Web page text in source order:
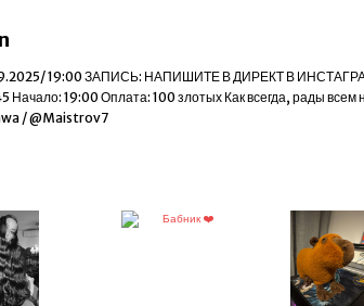
19:00 ЗАПИСЬ: НАПИШИТЕ В ДИРЕКТ В
Начало: 19:00 Оплата: 100 злотых Как всегда, рады
/ @Maistrov7
Бабник ❤️